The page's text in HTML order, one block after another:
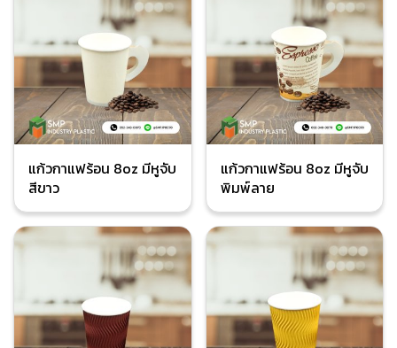
แก้วกาแฟร้อน 8oz มีหูจับ
สีขาว
แก้วกาแฟร้อน 8oz มีหูจับ
พิมพ์ลาย